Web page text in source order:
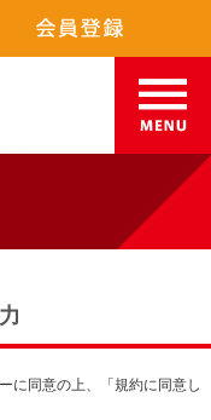
に同意の上、「規約に同意し